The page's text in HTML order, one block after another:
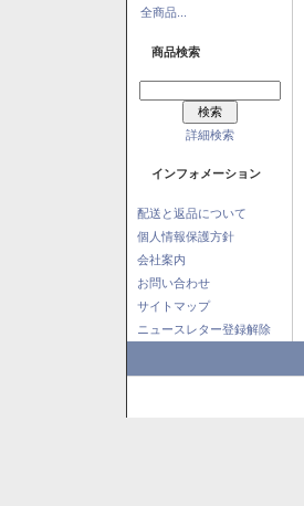
全商品...
商品検索
詳細検索
インフォメーション
配送と返品について
個人情報保護方針
会社案内
お問い合わせ
サイトマップ
ニュースレター登録解除